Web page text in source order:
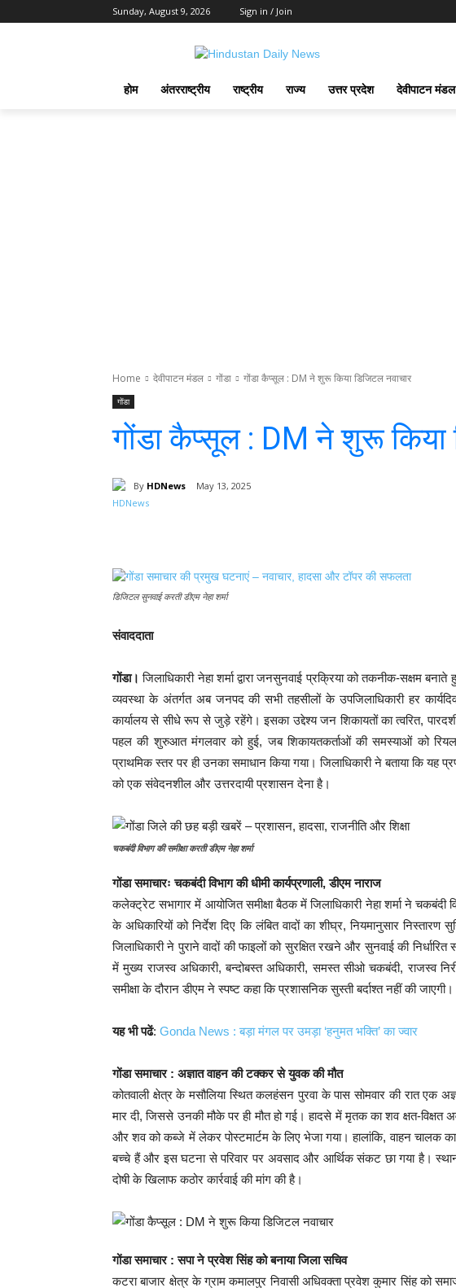
Sunday, August 9, 2026 Sign in / Join
होम अंतरराष्ट्रीय राष्ट्रीय राज्य उत्तर प्रदेश देवीपाटन मंडल
Home देवीपाटन मंडल गोंडा गोंडा कैप्सूल : DM ने शुरू किया डिजिटल नवाचार
गोंडा
गोंडा कैप्सूल : DM ने शुरू किया
By HDNews May 13, 2025
डिजिटल सुनवाई करती डीएम नेहा शर्मा
संवाददाता
गोंडा। जिलाधिकारी नेहा शर्मा द्वारा जनसुनवाई प्रक्रिया को तकनीक-सक्षम
व्यवस्था के अंतर्गत अब जनपद की सभी तहसीलों के उपजिलाधिकारी हर
कार्यालय से सीधे रूप से जुड़े रहेंगे। इसका उद्देश्य जन शिकायतों का त्वरित,
पहल की शुरुआत मंगलवार को हुई, जब शिकायतकर्ताओं की समस्याओं को
प्राथमिक स्तर पर ही उनका समाधान किया गया। जिलाधिकारी ने बताया कि यह
को एक संवेदनशील और उत्तरदायी प्रशासन देना है।
चकबंदी विभाग की समीक्षा करती डीएम नेहा शर्मा
गोंडा समाचारः चकबंदी विभाग की धीमी कार्यप्रणाली, डीएम नाराज
कलेक्ट्रेट सभागार में आयोजित समीक्षा बैठक में जिलाधिकारी नेहा शर्मा ने चकबंदी
के अधिकारियों को निर्देश दिए कि लंबित वादों का शीघ्र, नियमानुसार निस्तारण
जिलाधिकारी ने पुराने वादों की फाइलों को सुरक्षित रखने और सुनवाई की
में मुख्य राजस्व अधिकारी, बन्दोबस्त अधिकारी, समस्त सीओ चकबंदी, राजस्व
समीक्षा के दौरान डीएम ने स्पष्ट कहा कि प्रशासनिक सुस्ती बर्दाश्त नहीं की जाएगी।
यह भी पढें: Gonda News : बड़ा मंगल पर उमड़ा ‘हनुमत भक्ति’ का ज्वार
गोंडा समाचार : अज्ञात वाहन की टक्कर से युवक की मौत
कोतवाली क्षेत्र के मसौलिया स्थित कलहंसन पुरवा के पास सोमवार की रात एक
मार दी, जिससे उनकी मौके पर ही मौत हो गई। हादसे में मृतक का शव क्षत-विक्षत
और शव को कब्जे में लेकर पोस्टमार्टम के लिए भेजा गया। हालांकि, वाहन चालक
बच्चे हैं और इस घटना से परिवार पर अवसाद और आर्थिक संकट छा गया है।
दोषी के खिलाफ कठोर कार्रवाई की मांग की है।
गोंडा समाचार : सपा ने प्रवेश सिंह को बनाया जिला सचिव
कटरा बाजार क्षेत्र के ग्राम कमालपुर निवासी अधिवक्ता प्रवेश कुमार सिंह को